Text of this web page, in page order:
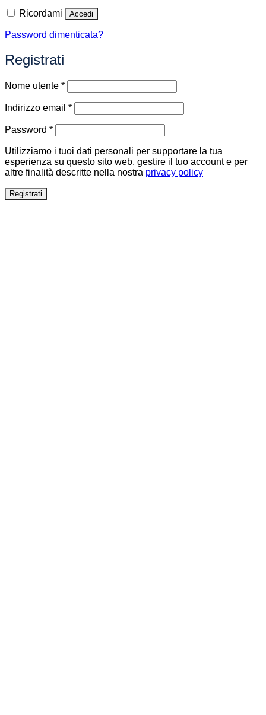
Ricordami Accedi
Password dimenticata?
Registrati
Nome utente *Richiesto
Indirizzo email *Richiesto
Password *Richiesto
Utilizziamo i tuoi dati personali per supportare la tua
esperienza su questo sito web, gestire il tuo account e per
altre finalità descritte nella nostra privacy policy
Registrati